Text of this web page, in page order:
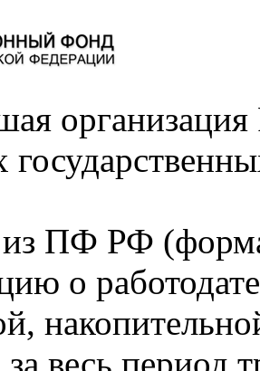
ПФ РФ
о
весь период